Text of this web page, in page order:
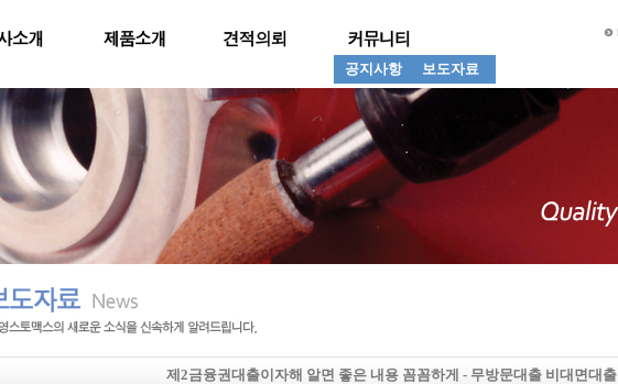
공지사항 보도자료
제2금융권대출이자해 알면 좋은 내용 꼼꼼하게 - 무방문대출 비대면대출